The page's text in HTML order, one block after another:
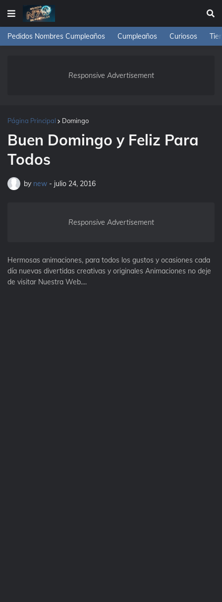
Pedidos Nombres Cumpleaños Cumpleaños Curiosos
Responsive Advertisement
Página Principal Domingo
Buen Domingo y Feliz Para
Todos
by new - julio 24, 2016
Responsive Advertisement
Hermosas animaciones, para todos los gustos y ocasiones cada
día nuevas divertidas creativas y originales Animaciones no deje
de visitar Nuestra Web....